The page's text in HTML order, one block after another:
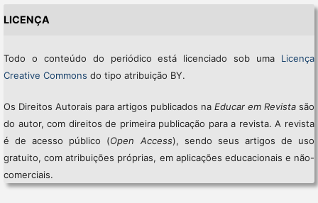
LICENÇA
Todo o conteúdo do periódico está licenciado sob uma Licença
Creative Commons do tipo atribuição BY.
Os Direitos Autorais para artigos publicados naEducar em Revista são
do autor, com direitos de primeira publicação para a revista. A revista
é de acesso público (Open Access), sendo seus artigos de uso
gratuito, com atribuições próprias, em aplicações educacionais e não-
comerciais.